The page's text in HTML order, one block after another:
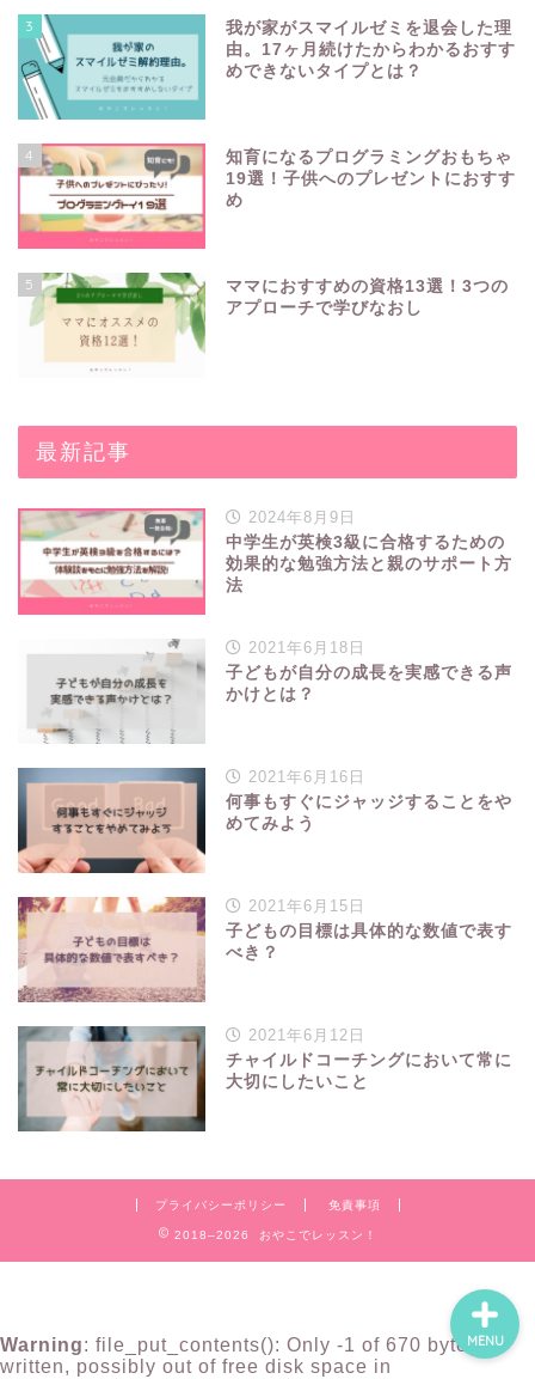
3
我が家がスマイルゼミを退会した理
由。17ヶ月続けたからわかるおすす
めできないタイプとは？
4
知育になるプログラミングおもちゃ
19選！子供へのプレゼントにおすす
め
5
ママにおすすめの資格13選！3つの
アプローチで学びなおし
最新記事
2024年8月9日
中学生が英検3級に合格するための
効果的な勉強方法と親のサポート方
法
2021年6月18日
子どもが自分の成長を実感できる声
かけとは？
2021年6月16日
何事もすぐにジャッジすることをや
めてみよう
2021年6月15日
子どもの目標は具体的な数値で表す
べき？
2021年6月12日
チャイルドコーチングにおいて常に
大切にしたいこと
プライバシーポリシー 免責事項
2018–2026 おやこでレッスン！
MENU
プログラミング
ママの学びなおし
Warning: file_put_contents(): Only -1 of 670 bytes
written, possibly out of free disk space in